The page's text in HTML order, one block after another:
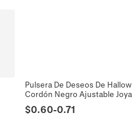
Pulsera De Deseos De
Cordón Negro Ajustable
$0.60-0.71